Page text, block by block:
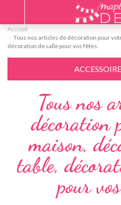
Accueil
Tous nos articles de décoration pour
décoration de salle pour vos fêtes.
Tous nos
décoration
maison,
table,
pour